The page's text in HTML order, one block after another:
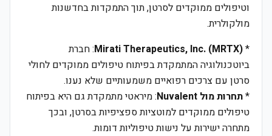
וטיפולים ממוקדים לסרטן, תוך התמקדות בחדשנות
מולקולרית.
*
Mirati Therapeutics, Inc. (MRTX): חברת
ביוטכנולוגיה המתמקדת בפיתוח טיפולים ממוקדים לחולי
סרטן עם צרכים רפואיים משמעותיים שלא נענו.
*תחרות מול Nuvalent
: מיראטי מתמקדת גם היא בפיתוח
טיפולים ממוקדים למוטציות ספציפיות בסרטן, ובכך
מתחרה ישירות על נישות טיפוליות דומות.